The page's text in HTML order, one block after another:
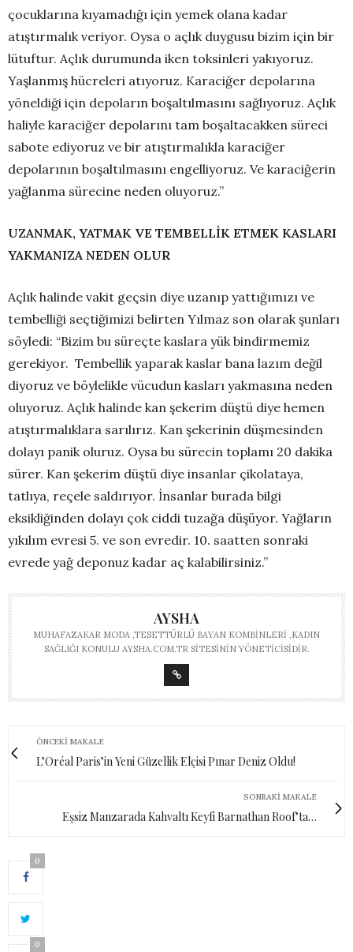
çocuklarına kıyamadığı için yemek olana kadar
atıştırmalık veriyor. Oysa o açlık duygusu bizim için bir
lütuftur. Açlık durumunda iken toksinleri yakıyoruz.
Yaşlanmış hücreleri atıyoruz. Karaciğer depolarına
yöneldiği için depoların boşaltılmasını sağlıyoruz. Açlık
haliyle karaciğer depolarını tam boşaltacakken süreci
sabote ediyoruz ve bir atıştırmalıkla karaciğer
depolarının boşaltılmasını engelliyoruz. Ve karaciğerin
yağlanma sürecine neden oluyoruz.”
UZANMAK, YATMAK VE TEMBELLİK ETMEK KASLARI
YAKMANIZA NEDEN OLUR
Açlık halinde vakit geçsin diye uzanıp yattığımızı ve
tembelliği seçtiğimizi belirten Yılmaz son olarak şunları
söyledi: “Bizim bu süreçte kaslara yük bindirmemiz
gerekiyor. Tembellik yaparak kaslar bana lazım değil
diyoruz ve böylelikle vücudun kasları yakmasına neden
oluyoruz. Açlık halinde kan şekerim düştü diye hemen
atıştırmalıklara sarılırız. Kan şekerinin düşmesinden
dolayı panik oluruz. Oysa bu sürecin toplamı 20 dakika
sürer. Kan şekerim düştü diye insanlar çikolataya,
tatlıya, reçele saldırıyor. İnsanlar burada bilgi
eksikliğinden dolayı çok ciddi tuzağa düşüyor. Yağların
yıkılım evresi 5. ve son evredir. 10. saatten sonraki
evrede yağ deponuz kadar aç kalabilirsiniz.”
AYSHA
MUHAFAZAKAR MODA ,TESETTÜRLÜ BAYAN KOMBINLERI ,KADIN
SAĞLIĞI KONULU AYSHA.COM.TR SITESININ YÖNETICISIDIR.
ÖNCEKI MAKALE
L’Oréal Paris’in Yeni Güzellik Elçisi Pınar Deniz Oldu!
SONRAKI MAKALE
Eşsiz Manzarada Kahvaltı Keyfi Barnathan Roof’ta…
0
0